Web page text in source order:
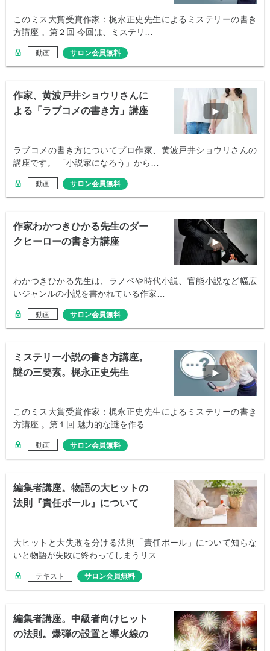
このミス大賞受賞作家：梶永正史先生によるミステリーの書き
方講座 。第２回 今回は、ミステリ…
動画 サロン会員無料
作家、黄波戸井ショウリさんに
よる「ラブコメの書き方」講座
ラブコメの書き方についてプロ作家、黄波戸井ショウリさんの
講座です。 「小説家になろう」から…
動画 サロン会員無料
作家わかつきひかる先生のダー
クヒーローの書き方講座
わかつきひかる先生は、ラノベや時代小説、官能小説など幅広
いジャンルの小説を書かれている作家…
動画 サロン会員無料
ミステリー小説の書き方講座。
謎の三要素。梶永正史先生
このミス大賞受賞作家：梶永正史先生によるミステリーの書き
方講座 。第１回 魅力的な謎を作る…
動画 サロン会員無料
編集者講座。物語の大ヒットの
法則『責任ボール』について
大ヒットと大失敗を分ける法則「責任ボール」について知らな
いと物語が失敗に終わってしまうリス…
テキスト サロン会員無料
編集者講座。中級者向けヒット
の法則。爆弾の設置と導火線の